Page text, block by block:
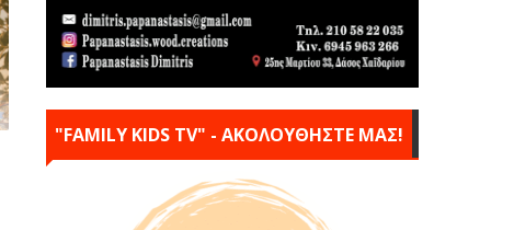
"FAMILY KIDS TV" - ΑΚΟΛΟΥΘΗΣΤΕ ΜΑΣ!